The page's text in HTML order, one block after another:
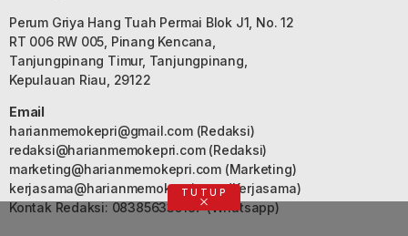
Perum Griya Hang Tuah Permai Blok J1, No. 12
RT 006 RW 005, Pinang Kencana,
Tanjungpinang Timur, Tanjungpinang,
Kepulauan Riau, 29122
Email
harianmemokepri@gmail.com(Redaksi)
redaksi@harianmemokepri.com(Redaksi)
marketing@harianmemokepri.com(Marketing)
kerjasama@harianmemokepri.com(Kerjasama)
Kontak Redaksi: 083856335187 (Whatsapp)
TUTUP